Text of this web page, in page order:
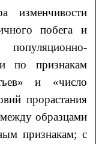
изменчивости
побега и
по признакам
и «число
прорастания
образцами
признакам; с